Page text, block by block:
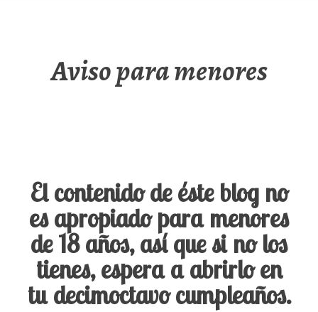
Aviso para menores
El contenido de éste blog no
es apropiado para menores
de 18 años, así que si no los
tienes, espera a abrirlo en
tu decimoctavo cumpleaños.